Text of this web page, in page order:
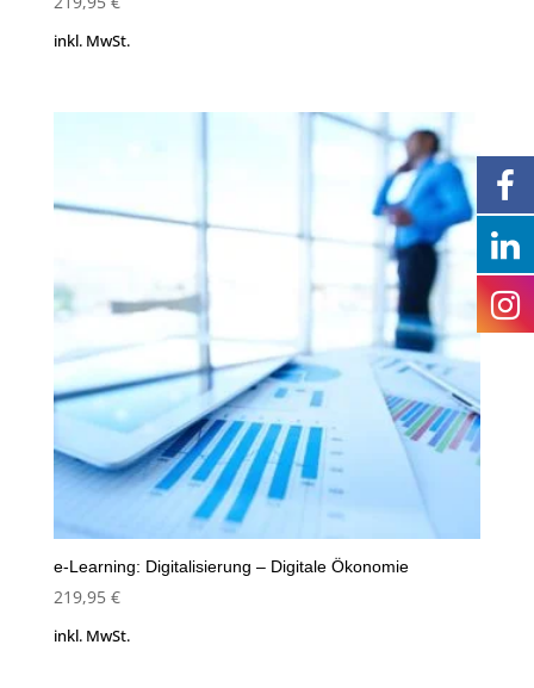
inkl. MwSt.
e-Learning: Digitalisierung – Digitale Ökonomie
219,95 €
inkl. MwSt.